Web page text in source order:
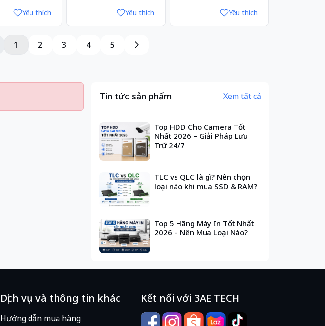
Yêu thích
Yêu thích
Yêu thích
1 2 3 4 5
Tin tức sản phẩm Xem tất cả
Top HDD Cho Camera Tốt
Nhất 2026 – Giải Pháp Lưu
Trữ 24/7
TLC vs QLC là gì? Nên chọn
loại nào khi mua SSD & RAM?
Top 5 Hãng Máy In Tốt Nhất
2026 – Nên Mua Loại Nào?
Dịch vụ và thông tin khác
Hướng dẫn mua hàng
Kết nối với 3AE TECH